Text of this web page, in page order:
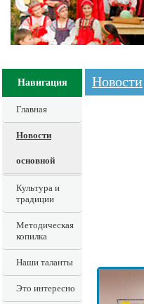
Навигация
Главная
Новости
основной
Культура и
традиции
Методическая
копилка
Наши таланты
Это интересно
Новости